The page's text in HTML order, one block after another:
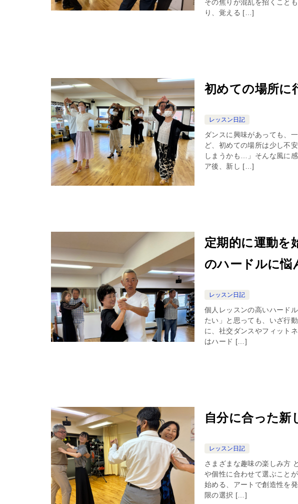
その焦りが混乱を招くこと
り、覚える […]
初めての場所に
レッスン日記
ダンスに興味があっても、
ど、初めての場所は少し不
しまうかも…」そんな風に
ア後、新し […]
定期的に運動
のハードルに悩
レッスン日記
個人レッスンの高いハード
たい」と思っても、いざ行
に、社交ダンスやフィット
はハード […]
自分に合った新
レッスン日記
さまざまな趣味の楽しみ方
や個性に合わせて選ぶこと
始める、アートで創造性を
限の選択 […]